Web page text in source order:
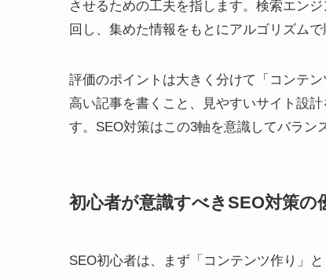
させるための工夫を指します。検索エン
回し、集めた情報をもとにアルゴリズムで
評価のポイントは大きく分けて「コンテ
高い記事を書くこと、見やすいサイト設
す。SEO対策はこの3軸を意識してバラン
初心者が意識すべきSEO対策の
SEO初心者は、まず「コンテンツ作り」